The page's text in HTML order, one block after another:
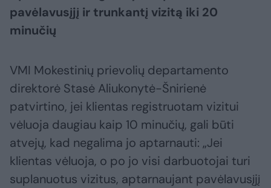
pavėlavusįjį ir trunkantį vizitą iki 20
minučių
VMI Mokestinių prievolių departamento
direktorė Stasė Aliukonytė-Šnirienė
patvirtino, jei klientas registruotam vizitui
vėluoja daugiau kaip 10 minučių, gali būti
atvejų, kad negalima jo aptarnauti: „Jei
klientas vėluoja, o po jo visi darbuotojai turi
suplanuotus vizitus, aptarnaujant pavėlavusįjį